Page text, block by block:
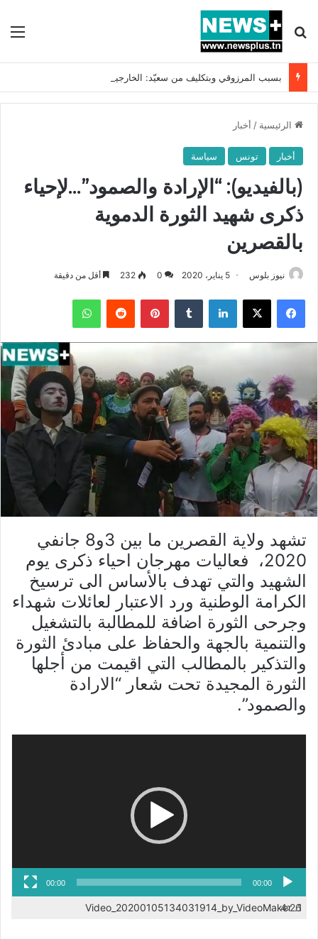
بحث عن
الرئيسية / أخبار
أخبار تونس سياسة
(بالفيديو): “الإرادة والصمود”…لإحياء
ذكرى شهيد الثورة الدموية
بالقصرين
نيوز بلوس 5 يناير، 2020 0
232 أقل من دقيقة
فيسبوك X لينكدإن بينتيريست واتساب
تشهد ولاية القصرين ما بين 3و8 جانفي
2020، فعاليات مهرجان احياء ذكرى يوم
الشهيد والتي تهدف بالأساس الى ترسيخ
الكرامة الوطنية ورد الاعتبار لعائلات شهداء
وجرحى الثورة اضافة للمطالبة بالتشغيل
والتنمية بالجهة والحفاظ على مبادئ الثورة
والتذكير بالمطالب التي اقيمت من أجلها
الثورة المجيدة تحت شعار “الارادة
والصمود”.
00:00
00:00
1.
Video_20200105134031914_by_VideoMaker4:26